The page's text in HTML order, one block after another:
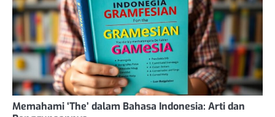
Memahami ‘The’ dalam Bahasa Indonesia: Arti dan